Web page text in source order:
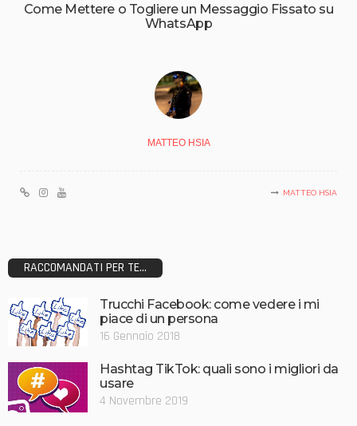
Come Mettere o Togliere un Messaggio Fissato su
WhatsApp
MATTEO HSIA
MATTEO HSIA
RACCOMANDATI PER TE...
Trucchi Facebook: come vedere i mi
piace di un persona
16 Gennaio 2018
Hashtag TikTok: quali sono i migliori da
usare
4 Novembre 2019